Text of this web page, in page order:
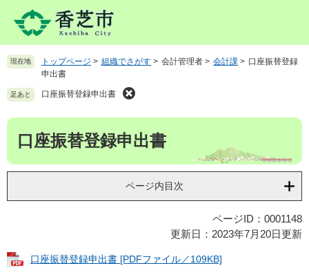
先
。
を
て
へ
現在地 トップページ > 組織でさがす > 会計管理者 > 会計課 > 口座振替登録
申出書
足あと 口座振替登録申出書
本
口座振替登録申出書
ページ内目次
ページID：0001148
更新日：2023年7月20日更新
口座振替登録申出書 [PDFファイル／109KB]